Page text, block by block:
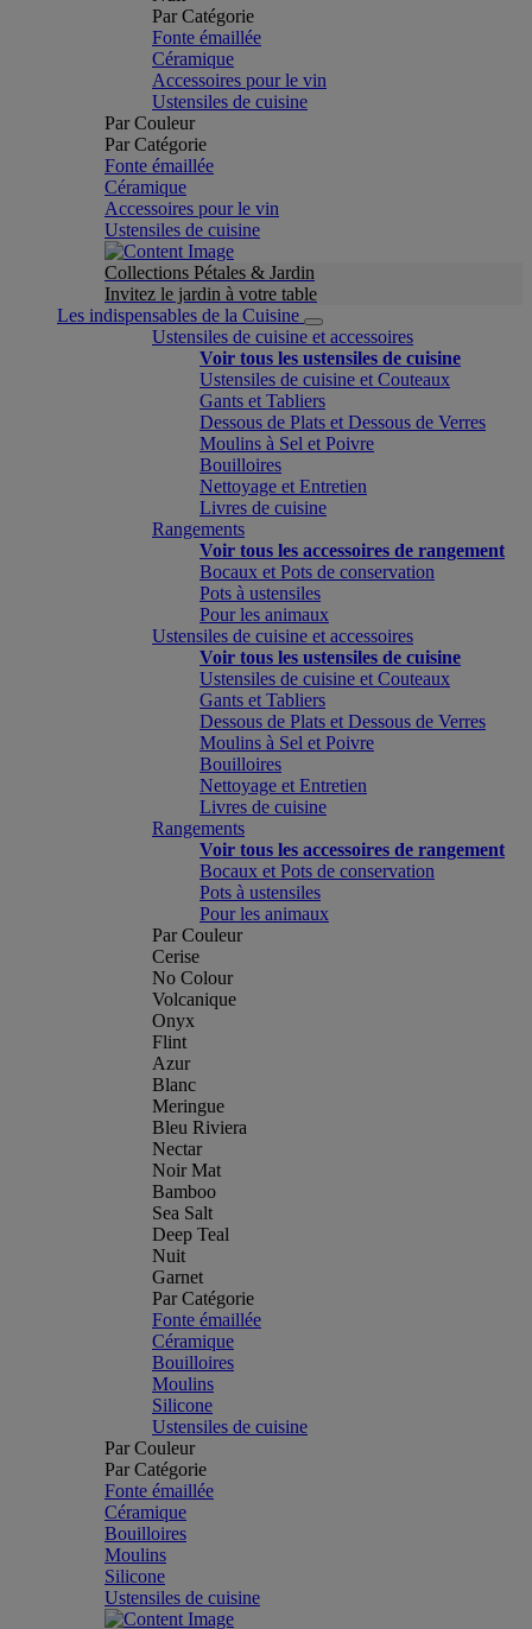
Par Catégorie
Fonte émaillée
Céramique
Accessoires pour le vin
Ustensiles de cuisine
Par Couleur
Par Catégorie
Fonte émaillée
Céramique
Accessoires pour le vin
Ustensiles de cuisine
Collections Pétales & Jardin
Invitez le jardin à votre table
Les indispensables de la Cuisine
Ustensiles de cuisine et accessoires
Voir tous les ustensiles de cuisine
Ustensiles de cuisine et Couteaux
Gants et Tabliers
Dessous de Plats et Dessous de Verres
Moulins à Sel et Poivre
Bouilloires
Nettoyage et Entretien
Livres de cuisine
Rangements
Voir tous les accessoires de rangement
Bocaux et Pots de conservation
Pots à ustensiles
Pour les animaux
Ustensiles de cuisine et accessoires
Voir tous les ustensiles de cuisine
Ustensiles de cuisine et Couteaux
Gants et Tabliers
Dessous de Plats et Dessous de Verres
Moulins à Sel et Poivre
Bouilloires
Nettoyage et Entretien
Livres de cuisine
Rangements
Voir tous les accessoires de rangement
Bocaux et Pots de conservation
Pots à ustensiles
Pour les animaux
Par Couleur
Cerise
No Colour
Volcanique
Onyx
Flint
Azur
Blanc
Meringue
Bleu Riviera
Nectar
Noir Mat
Bamboo
Sea Salt
Deep Teal
Nuit
Garnet
Par Catégorie
Fonte émaillée
Céramique
Bouilloires
Moulins
Silicone
Ustensiles de cuisine
Par Couleur
Par Catégorie
Fonte émaillée
Céramique
Bouilloires
Moulins
Silicone
Ustensiles de cuisine